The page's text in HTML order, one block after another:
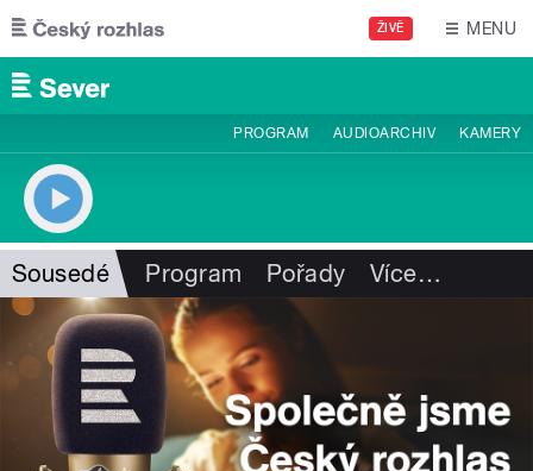
Přejít k hlavnímu obsahu
ŽIVĚ MENU
PROGRAM AUDIOARCHIV KAMERY
Sousedé Program Pořady Více…